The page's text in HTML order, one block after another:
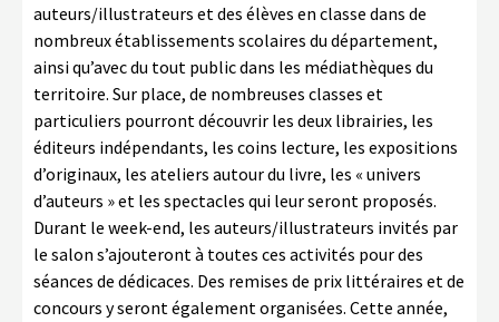
auteurs/illustrateurs et des élèves en classe dans de
nombreux établissements scolaires du département,
ainsi qu’avec du tout public dans les médiathèques du
territoire. Sur place, de nombreuses classes et
particuliers pourront découvrir les deux librairies, les
éditeurs indépendants, les coins lecture, les expositions
d’originaux, les ateliers autour du livre, les « univers
d’auteurs » et les spectacles qui leur seront proposés.
Durant le week-end, les auteurs/illustrateurs invités par
le salon s’ajouteront à toutes ces activités pour des
séances de dédicaces. Des remises de prix littéraires et de
concours y seront également organisées. Cette année,